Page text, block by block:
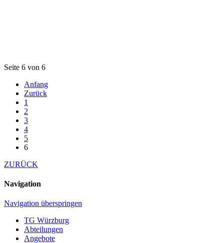
Seite 6 von 6
Anfang
Zurück
1
2
3
4
5
6
ZURÜCK
Navigation
Navigation überspringen
TG Würzburg
Abteilungen
Angebote